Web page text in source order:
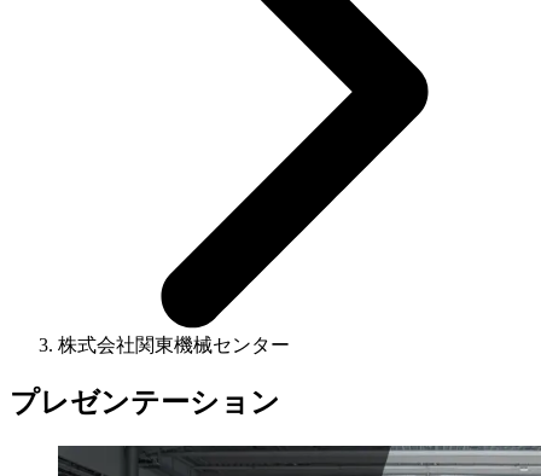
株式会社関東機械センター
プレゼンテーション